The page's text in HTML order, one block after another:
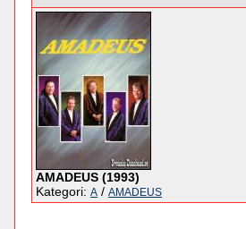
AMADEUS (1993)
Kategori: A / AMADEUS